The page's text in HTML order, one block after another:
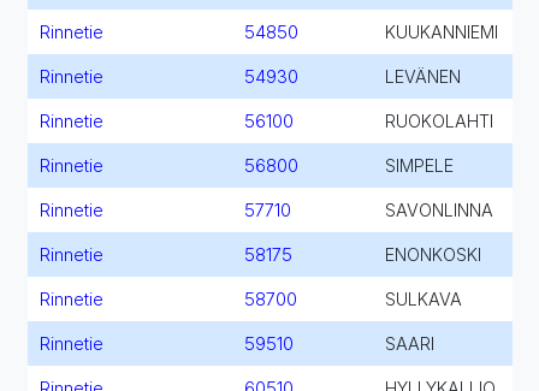
Rinnetie 54850 KUUKANNIEMI
Rinnetie 54930 LEVÄNEN
Rinnetie 56100 RUOKOLAHTI
Rinnetie 56800 SIMPELE
Rinnetie 57710 SAVONLINNA
Rinnetie 58175 ENONKOSKI
Rinnetie 58700 SULKAVA
Rinnetie 59510 SAARI